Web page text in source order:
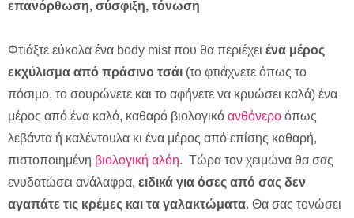
επανόρθωση, σύσφιξη, τόνωση
Φτιάξτε εύκολα ένα body mist που θα περιέχει ένα μέρος
εκχύλισμα από πράσινο τσάι (το φτιάχνετε όπως το
πόσιμο, το σουρώνετε και το αφήνετε να κρυώσει καλά) ένα
μέρος από ένα καλό, καθαρό βιολογικό ανθόνερο όπως
λεβάντα ή καλέντουλα κι ένα μέρος από επίσης καθαρή,
πιστοποιημένη βιολογική αλόη. Τώρα τον χειμώνα θα σας
ενυδατώσει ανάλαφρα, ειδικά για όσες από σας δεν
αγαπάτε τις κρέμες και τα γαλακτώματα. Θα σας τονώσει